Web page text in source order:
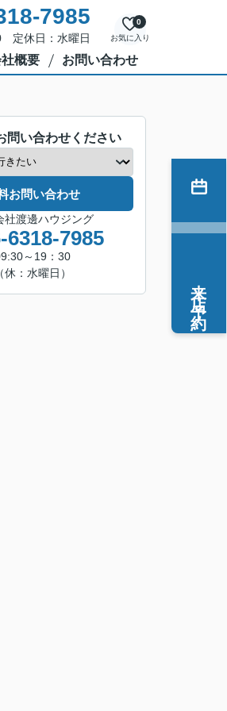
7985
定休日：水曜日 お気に入り
0
概要 お問い合わせ
問い合わせください
お問い合わせ
社渡邊ハウジング
6318-7985
～19：30
（休：水曜日）
来店予約